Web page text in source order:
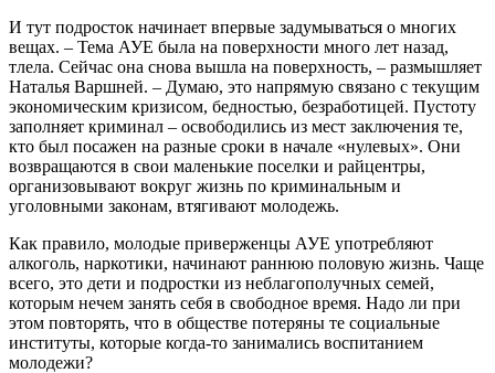
И тут подросток начинает впервые задумываться о многих
вещах. – Тема АУЕ была на поверхности много лет назад,
тлела. Сейчас она снова вышла на поверхность, – размышляет
Наталья Варшней. – Думаю, это напрямую связано с текущим
экономическим кризисом, бедностью, безработицей. Пустоту
заполняет криминал – освободились из мест заключения те,
кто был посажен на разные сроки в начале «нулевых». Они
возвращаются в свои маленькие поселки и райцентры,
организовывают вокруг жизнь по криминальным и
уголовными законам, втягивают молодежь.
Как правило, молодые приверженцы АУЕ употребляют
алкоголь, наркотики, начинают раннюю половую жизнь. Чаще
всего, это дети и подростки из неблагополучных семей,
которым нечем занять себя в свободное время. Надо ли при
этом повторять, что в обществе потеряны те социальные
институты, которые когда-то занимались воспитанием
молодежи?